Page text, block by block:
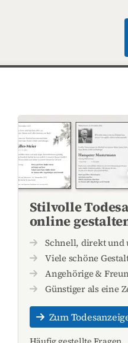
Stilvolle
online
Schnell, direkt
Viele schöne
Angehörige &
Günstiger als eine
Zum